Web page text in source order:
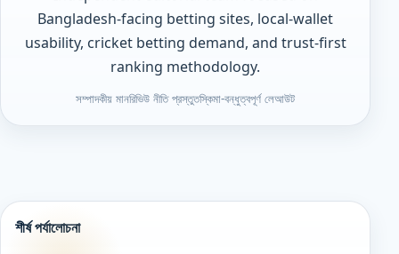
Bangladesh-facing betting sites, local-wallet
usability, cricket betting demand, and trust-first
ranking methodology.
সম্পাদকীয় মানরিভিউ নীতি প্রস্তুতস্কিমা-বন্ধুত্বপূর্ণ লেআউট
শীর্ষ পর্যালোচনা